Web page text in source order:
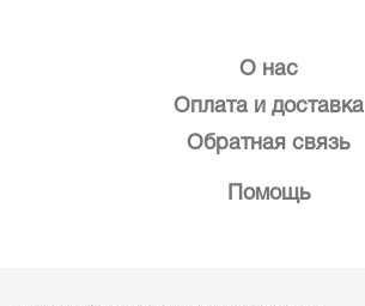
О нас
Оплата и доставка
Обратная связь
Помощь